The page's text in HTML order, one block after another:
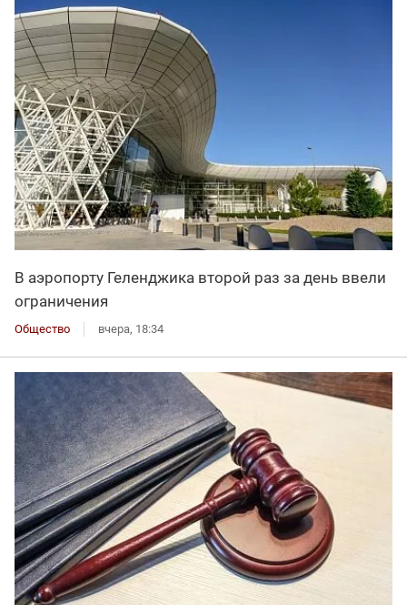
В аэропорту Геленджика второй раз за день ввели
ограничения
Общество вчера, 18:34